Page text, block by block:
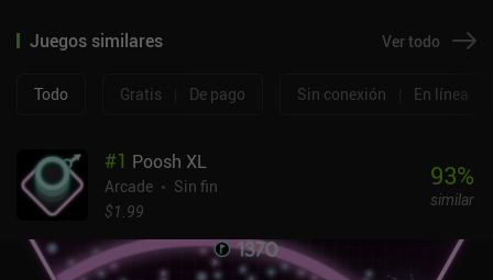
Juegos similares Ver todo
Todo Gratis De pago Sin conexión En línea
#1 Poosh XL
Arcade
Sin fin
$1.99
93%
similar